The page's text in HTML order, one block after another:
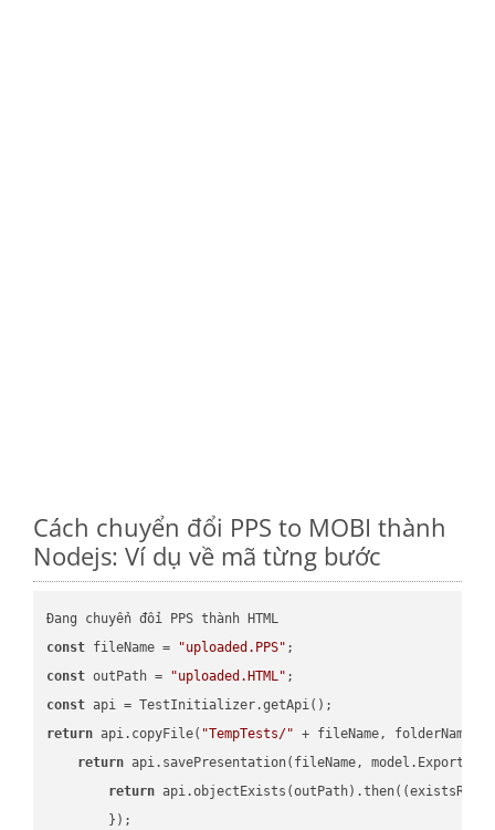
Cách chuyển đổi PPS to MOBI thành
Nodejs: Ví dụ về mã từng bước
const fileName = "uploaded.PPS"
const outPath = "uploaded.HTML"
const
return api.copyFile( "TempTests/" + fileName, folderName +
return api.savePresentation(fileName,
return api.objectExists(outPath).then( (
        });